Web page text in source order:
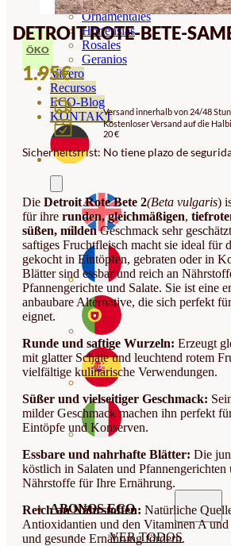
Ornamentales
Hortensias
Rosales
Geranios
Vivero
Recursos
ECO-Blog
KONTAKT
ABONOS ECO
VER TODOS
DETROIT ROTE-BETE-
ÖKO
1.95€
Versand innerhalb von 24/48
Kostenloser Versand auf die
20 €
Sicherheitsfrist: No tiene plazo de
Die Detroit Rote Bete 2(Beta vulgaris)
für ihre runden, gleichmäßigen,
süßen, mildenGeschmack sehr
saftiges Fruchtfleisch macht sie ideal für
gekocht in Eintöpfen, gebraten oder in
Blätter sind essbar und reich an
Pfannengerichte und Salate. Sie ist eine
anbaubare Alternative, die sich perfekt
eignet.
Runde und saftige Wurzeln: Erzeugt
mit glatter Schale und leuchtend rotem
vielfältige kulinarische Verwendungen.
Süßer und vielseitiger Geschmack:
milder Geschmack machen ihn perfekt
Eintöpfe und Konserven.
Essbare und nahrhafte Blätter: Die
köstlich in Salaten und
Nährstoffe für Ihre Ernährung.
Reich an Nährstoffen: Natürliche
Antioxidantien und den Vitaminen A und
und gesunde Ernährung fördern.